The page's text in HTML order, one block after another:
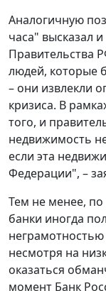
Аналогичную
часа" высказал
Правительства
людей, которые
– они извлекли
кризиса. В
того, и
недвижимость
если эта
Федерации", –
Тем не менее,
банки иногда
несмотря на
оказаться
момент Банк